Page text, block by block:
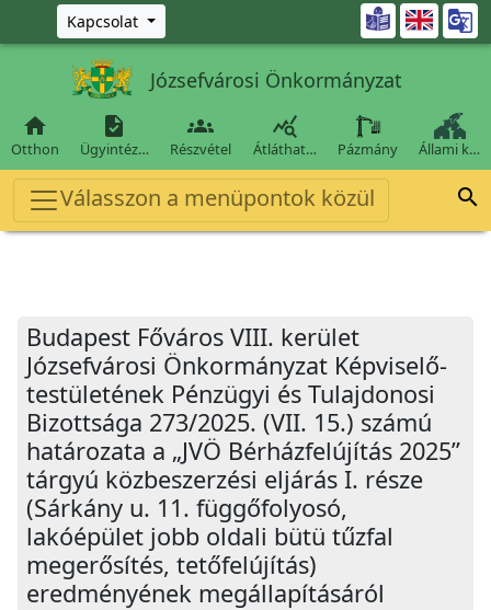
Ugrás a fő tartalomra
Kapcsolat 
Józsefvárosi Önkormányzat

Otthon

Ügyintéz…

Részvétel

Átláthat… Pázmány Állami k…
Válasszon a menüpontok közül 
Budapest Főváros VIII. kerület
Józsefvárosi Önkormányzat Képviselő-
testületének Pénzügyi és Tulajdonosi
Bizottsága 273/2025. (VII. 15.) számú
határozata a „JVÖ Bérházfelújítás 2025”
tárgyú közbeszerzési eljárás I. része
(Sárkány u. 11. függőfolyosó,
lakóépület jobb oldali bütü tűzfal
megerősítés, tetőfelújítás)
eredményének megállapításáról